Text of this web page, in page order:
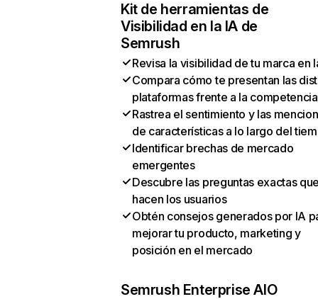
Kit de herramientas de
Visibilidad en la IA de
Semrush
Revisa la visibilidad de tu marca en
Compara cómo te presentan las
plataformas frente a la competencia
Rastrea el sentimiento y las
de características a lo largo del
Identificar brechas de mercado
emergentes
Descubre las preguntas exactas
hacen los usuarios
Obtén consejos generados por IA
mejorar tu producto, marketing y
posición en el mercado
Semrush Enterprise AIO